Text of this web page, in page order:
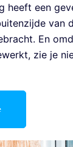
heeft een
van
En
zie je